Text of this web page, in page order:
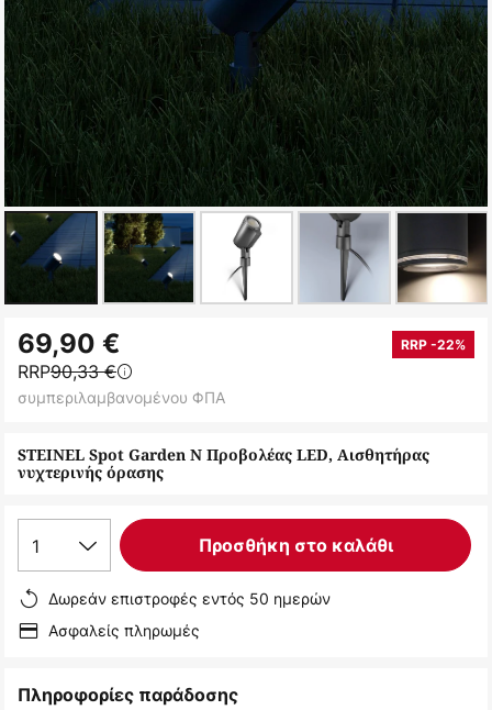
στην
αρχή
της
εικόνων
STEINEL Spot Garden N Προβολέας LED, Αισθητήρας
νυχτερινής όρασης
69,90 € RRP -22%
RRP90,33 €
συμπεριλαμβανομένου ΦΠΑ
1 Προσθήκη στο καλάθι
Δωρεάν επιστροφές εντός 50 ημερών
Ασφαλείς πληρωμές
Πληροφορίες παράδοσης